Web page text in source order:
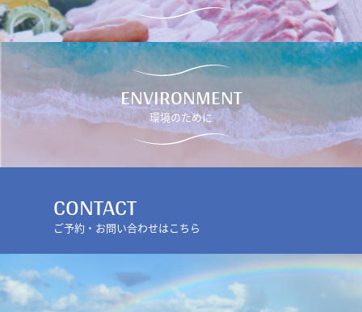
ENVIRONMENT
環境のために
CONTACT
ご予約・お問い合わせはこちら